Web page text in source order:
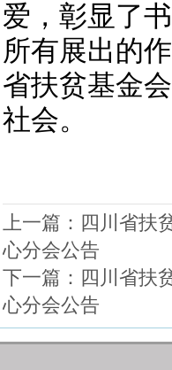
爱，彰显了
所有展出的
省扶贫基金
社会。
上一篇： 四川省扶
心分会公告
下一篇： 四川省扶
心分会公告